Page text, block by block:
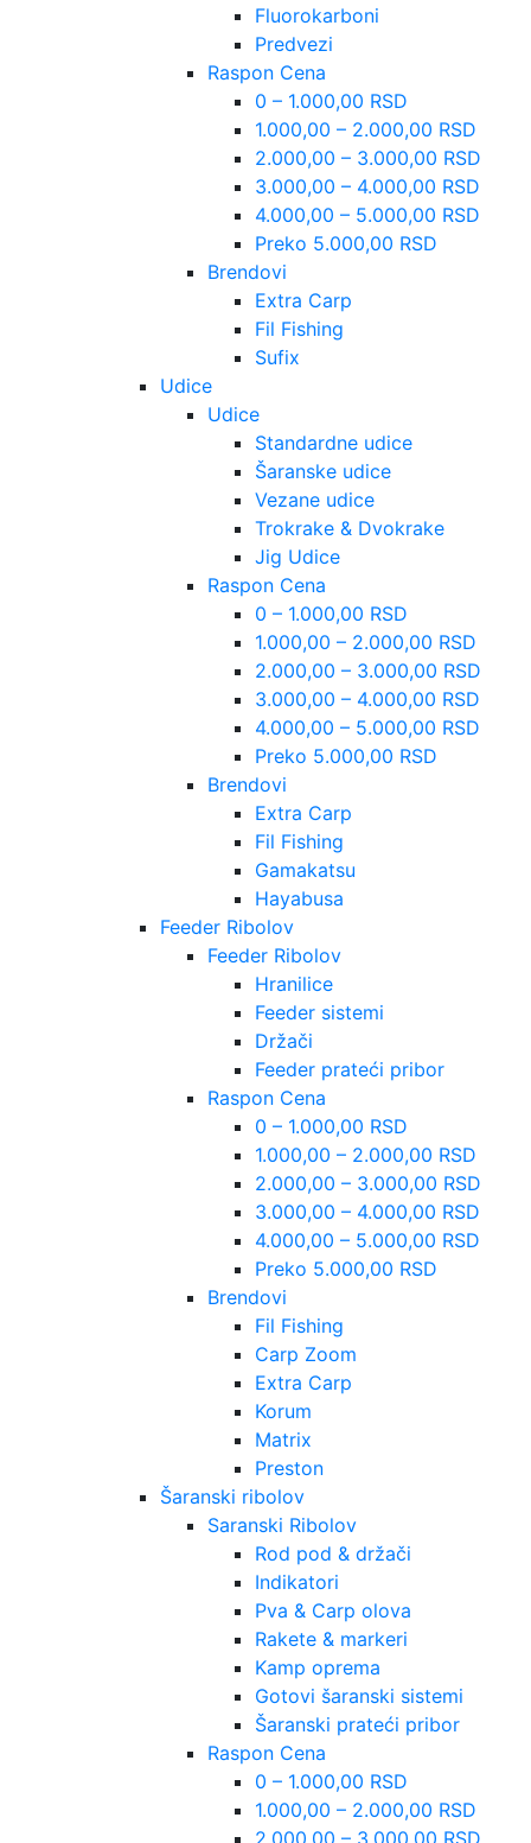
Fluorokarboni
Predvezi
Raspon Cena
0 – 1.000,00 RSD
1.000,00 – 2.000,00 RSD
2.000,00 – 3.000,00 RSD
3.000,00 – 4.000,00 RSD
4.000,00 – 5.000,00 RSD
Preko 5.000,00 RSD
Brendovi
Extra Carp
Fil Fishing
Sufix
Udice
Udice
Standardne udice
Šaranske udice
Vezane udice
Trokrake & Dvokrake
Jig Udice
Raspon Cena
0 – 1.000,00 RSD
1.000,00 – 2.000,00 RSD
2.000,00 – 3.000,00 RSD
3.000,00 – 4.000,00 RSD
4.000,00 – 5.000,00 RSD
Preko 5.000,00 RSD
Brendovi
Extra Carp
Fil Fishing
Gamakatsu
Hayabusa
Feeder Ribolov
Feeder Ribolov
Hranilice
Feeder sistemi
Držači
Feeder prateći pribor
Raspon Cena
0 – 1.000,00 RSD
1.000,00 – 2.000,00 RSD
2.000,00 – 3.000,00 RSD
3.000,00 – 4.000,00 RSD
4.000,00 – 5.000,00 RSD
Preko 5.000,00 RSD
Brendovi
Fil Fishing
Carp Zoom
Extra Carp
Korum
Matrix
Preston
Šaranski ribolov
Saranski Ribolov
Rod pod & držači
Indikatori
Pva & Carp olova
Rakete & markeri
Kamp oprema
Gotovi šaranski sistemi
Šaranski prateći pribor
Raspon Cena
0 – 1.000,00 RSD
1.000,00 – 2.000,00 RSD
2.000,00 – 3.000,00 RSD